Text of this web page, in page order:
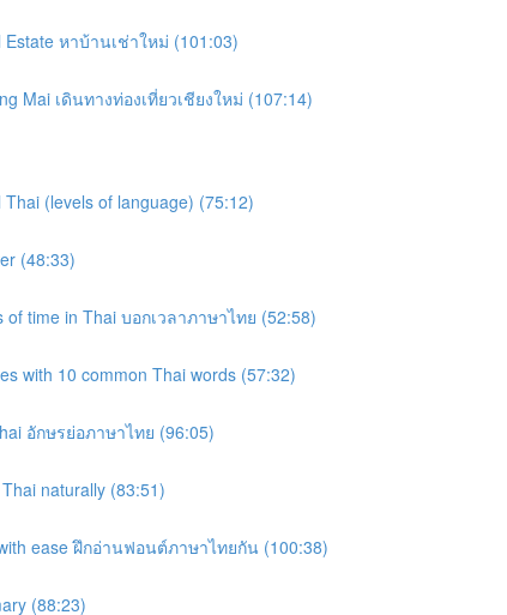
Estate หาบ้านเช่าใหม่ (101:03)
Mai เดินทางท่องเที่ยวเชียงใหม่ (107:14)
(levels of language) (75:12)
(48:33)
of time in Thai บอกเวลาภาษาไทย (52:58)
with 10 common Thai words (57:32)
อักษรย่อภาษาไทย (96:05)
naturally (83:51)
ease ฝึกอ่านฟอนต์ภาษาไทยกัน (100:38)
(88:23)